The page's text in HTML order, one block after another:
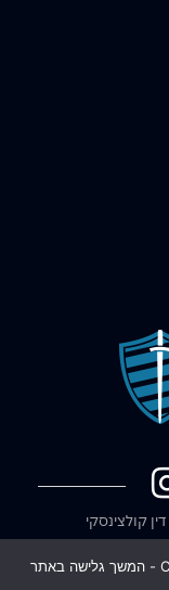
לידיעתכם, באתר זה נעשה שימוש בקבצי Cookies - המשך גלישה באתר